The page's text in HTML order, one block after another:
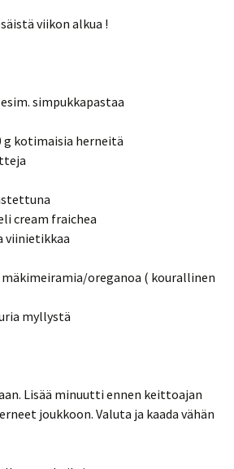
viikon alkua !
simpukkapastaa
g kotimaisia herneitä
cream fraichea
viinietikkaa
oreganoa ( kourallinen
myllystä
Lisää minuutti ennen keittoajan
joukkoon. Valuta ja kaada vähän